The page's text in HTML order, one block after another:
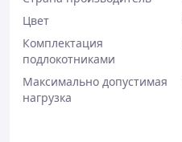
Цвет
Комплектация
подлокотниками
Максимально допустимая
нагрузка